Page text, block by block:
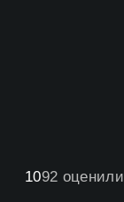
1092 оценили